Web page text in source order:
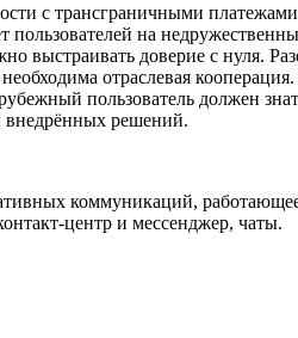
с трансграничными
на
доверие с нуля.
отраслевая
пользователь должен
внедрённых решений.
коммуникаций,
центр и мессенджер, чаты.